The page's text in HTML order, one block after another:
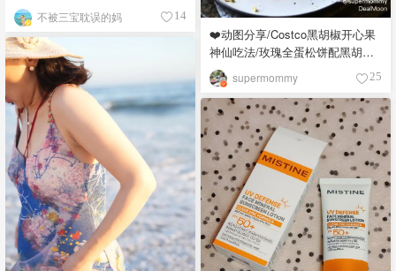
❤️动图分享/Costco黑胡椒开心果
神仙吃法/玫瑰全蛋松饼配黑胡椒
开心果碎太惊艳😍
supermommy 25
不被三宝耽误的妈 14